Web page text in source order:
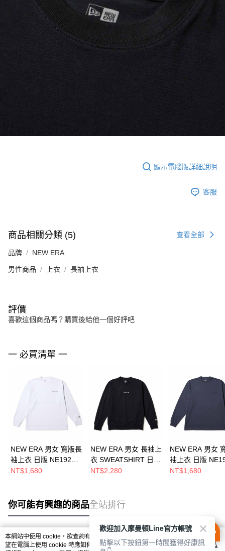
顯示電腦版詳細說明
客服
商品相關分類 (5) 查看全部
品牌 NEW ERA
男性商品 上衣 長袖上衣
評價
喜歡這個商品嗎？購買後給他一個好評吧
一 必買清單 一
NEW ERA 男女 寬版長
袖上衣 日版 NE1920
白 NE14735118
NT$1,680
NEW ERA 男女 長袖上
衣 SWEATSHIRT 日版
NE1920 黑
NT$2,280
NEW ERA 男女
袖上衣 日版
深灰
NT$1,680
你可能有興趣的商品全站排行
熱門標籤
本網站中使用 cookie，欲查詢有關本網站使用 cookie 方式之詳情，及若您不希
望在電腦上使用 cookie 時應如何變更電腦的 cookie 設定，請參閱本網站「
隱私
歡迎加入摩曼頓Line官方帳號
點擊以下按鈕第一時間獲得好康訊